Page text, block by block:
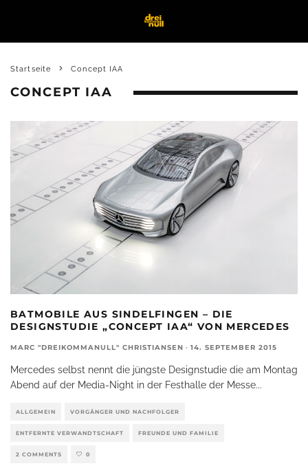
Startseite Concept IAA
CONCEPT IAA
BATMOBILE AUS SINDELFINGEN – DIE
DESIGNSTUDIE „CONCEPT IAA“ VON MERCEDES
MARC "DREIKOMMANULL" CHRISTIANSEN · 14. SEPTEMBER 2015
Mercedes selbst nennt die jüngste Designstudie die am Montag
Abend auf der Media-Night in der Festhalle der Messe...
ALLGEMEIN VORGÄNGER UND NACHFOLGER
ENTFERNTE VERWANDTSCHAFT FREUNDE UND FAMILIE
2 COMMENTS 0